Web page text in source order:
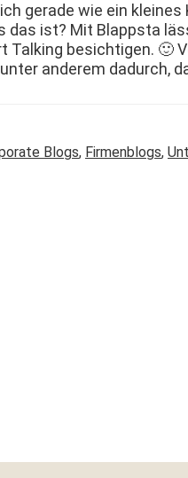
ger­ade wie ein
das ist? Mit Blapp­s­ta
Talk­ing besichti­gen. 🙂
anderem dadurch,
Blogs, Firmenblogs,